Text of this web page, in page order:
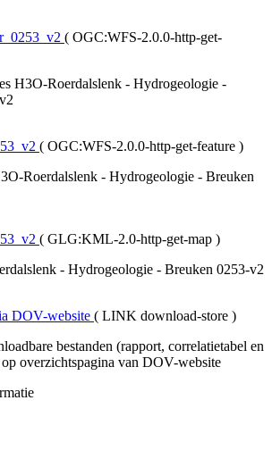
( OGC:WFS-2.0.0-http-get-
H3O-Roerdalslenk - Hydrogeologie -
( OGC:WFS-2.0.0-http-get-feature )
Roerdalslenk - Hydrogeologie - Breuken
( GLG:KML-2.0-http-get-map )
- Hydrogeologie - Breuken 0253-v2
DOV-website ( LINK download-store )
bestanden (rapport, correlatietabel en
op overzichtspagina van DOV-website